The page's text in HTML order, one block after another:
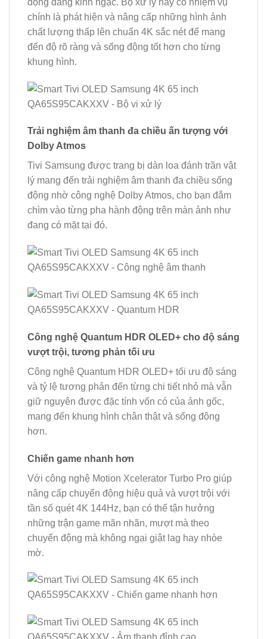
chính là phát hiện và nâng cấp những hình ảnh
chất lượng thấp lên chuẩn 4K sắc nét để mang
đến độ rõ ràng và sống động tốt hơn cho từng
khung hình.
Trải nghiệm âm thanh đa chiều ấn tượng với
Dolby Atmos
Tivi Samsung được trang bị dàn loa đánh trần vật
lý mang đến trải nghiệm âm thanh đa chiều sống
động nhờ công nghệ Dolby Atmos, cho bạn đắm
chìm vào từng pha hành động trên màn ảnh như
đang có mặt tại đó.
Công nghệ Quantum HDR OLED+ cho độ sáng
vượt trội, tương phản tối ưu
Công nghệ Quantum HDR OLED+ tối ưu độ sáng
và tỷ lệ tương phản đến từng chi tiết nhỏ mà vẫn
giữ nguyên được đặc tính vốn có của ảnh gốc,
mang đến khung hình chân thật và sống động
hơn.
Chiến game nhanh hơn
Với công nghệ Motion Xcelerator Turbo Pro giúp
nâng cấp chuyển động hiệu quả và vượt trội với
tần số quét 4K 144Hz, bạn có thể tận hưởng
những trận game mãn nhãn, mượt mà theo
chuyển động mà không ngại giật lag hay nhòe
mờ.